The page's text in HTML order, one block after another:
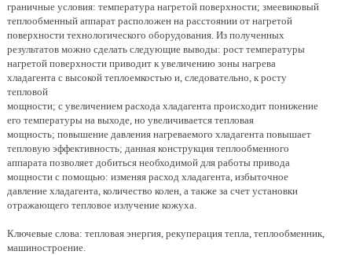
граничные условия: температура нагретой поверхности; змеевиковый
теплообменный аппарат расположен на расстоянии от нагретой
поверхности технологического оборудования. Из полученных
результатов можно сделать следующие выводы: рост температуры
нагретой поверхности приводит к увеличению зоны нагрева
хладагента с высокой теплоемкостью и, следовательно, к росту
тепловой
мощности; с увеличением расхода хладагента происходит понижение
его температуры на выходе, но увеличивается тепловая
мощность; повышение давления нагреваемого хладагента повышает
тепловую эффективность; данная конструкция теплообменного
аппарата позволяет добиться необходимой для работы привода
мощности с помощью: изменяя расход хладагента, избыточное
давление хладагента, количество колен, а также за счет установки
отражающего тепловое излучение кожуха.
Ключевые слова: тепловая энергия, рекуперация тепла, теплообменник,
машиностроение.